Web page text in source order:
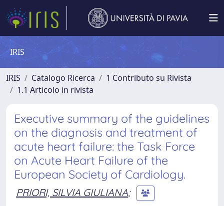
IRIS
IRIS Catalogo Ricerca
1 Contributo su Rivista
1.1 Articolo in rivista
Executive summary of the guidelines
on the diagnosis and treatment of
acute heart failure: the Task Force
on Acute Heart Failure of the
European Society of Cardiology.
PRIORI, SILVIA GIULIANA;